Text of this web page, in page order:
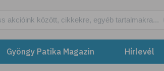
Gyöngy Patika Magazin Hírlevél